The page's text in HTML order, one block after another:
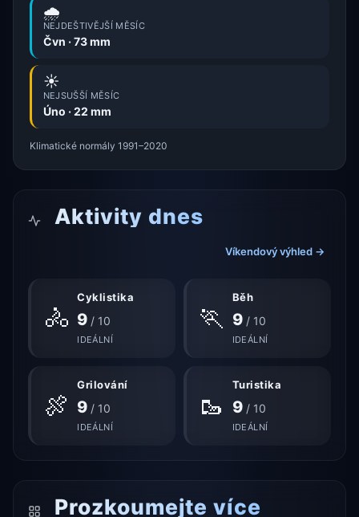
🌧️
NEJDEŠTIVĚJŠÍ MĚSÍC
Čvn · 73 mm
☀️
NEJSUŠŠÍ MĚSÍC
Úno · 22 mm
Klimatické normály 1991–2020
Aktivity dnes
Víkendový výhled →
🚴
Cyklistika
9 / 10
IDEÁLNÍ
🏃
Běh
9/ 10
IDEÁLNÍ
🍖
Grilování
9 / 10
IDEÁLNÍ
🥾
Turistika
9/ 10
IDEÁLNÍ
Prozkoumejte více